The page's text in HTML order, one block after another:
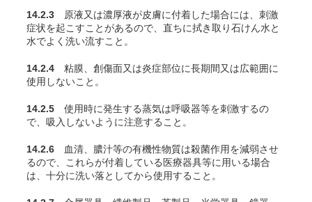
14.2.3 原液又は濃厚液が皮膚に付着した場合には、刺激
症状を起こすことがあるので、直ちに拭き取り石けん水と
水でよく洗い流すこと。
14.2.4 粘膜、創傷面又は炎症部位に長期間又は広範囲に
使用しないこと。
14.2.5 使用時に発生する蒸気は呼吸器等を刺激するの
で、吸入しないように注意すること。
14.2.6 血清、膿汁等の有機性物質は殺菌作用を減弱させ
るので、これらが付着している医療器具等に用いる場合
は、十分に洗い落としてから使用すること。